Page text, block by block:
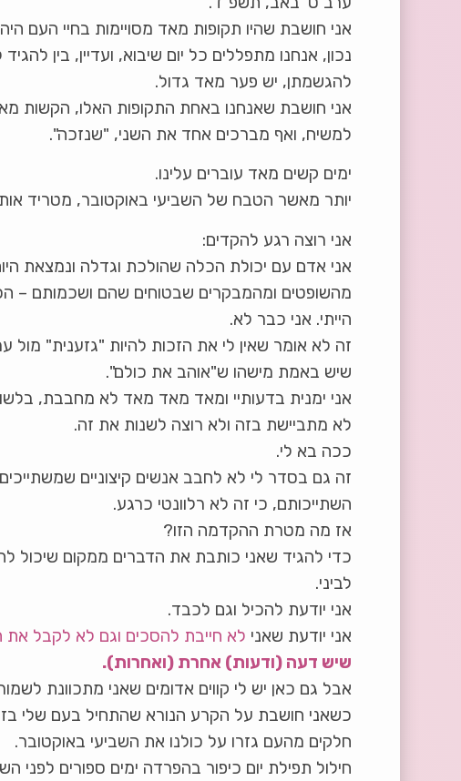
אני חושבת שהיו תקופות מאד מסויימות בחיי העם
נכון, אנחנו מתפללים כל יום שיבוא, ועדיין, בין
להגשמתן, יש פער מאד גדול.
אני חושבת שאנחנו באחת התקופות האלו, הקשות
למשיח, ואף מברכים אחד את השני, "שנזכה".
ימים קשים מאד עוברים עלינו.
יותר מאשר הטבח של השביעי באוקטובר, מטריד
אני רוצה רגע להקדים:
אני אדם עם יכולת הכלה שהולכת וגדלה ונמצאת
מהשופטים ומהמבקרים שבטוחים שהם ושכמותם –
הייתי. אני כבר לא.
זה לא אומר שאין לי את הזכות להיות "גזענית" מול
שיש באמת מישהו ש"אוהב את כולם".
אני ימנית בדעותיי ומאד מאד מאד לא מחבבת,
לא מתביישת בזה ולא רוצה לשנות את זה.
ככה בא לי.
זה גם בסדר לי לא לחבב אנשים קיצוניים
השתייכותם, כי זה לא רלוונטי כרגע.
אז מה מטרת ההקדמה הזו?
כדי להגיד שאני כותבת את הדברים ממקום שיכול
לביני.
אני יודעת להכיל וגם לכבד.
אני יודעת שאני לא חייבת להסכים וגם לא לקבל
שיש דעה (ודעות) אחרת (ואחרות).
אבל גם כאן יש לי קווים אדומים שאני מתכוונת
כשאני חושבת על הקרע הנורא שהתחיל בעם שלי
חלקים מהעם גזרו על כולנו את השביעי באוקטובר.
חילול תפילת יום כיפור בהפרדה ימים ספורים לפני